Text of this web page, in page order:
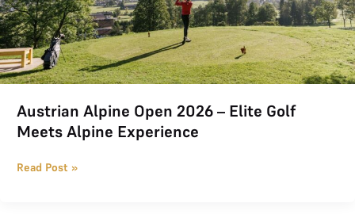
Austrian Alpine Open 2026 – Elite Golf
Meets Alpine Experience
Read Post »